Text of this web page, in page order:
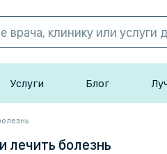
Услуги Блог
лечить болезнь